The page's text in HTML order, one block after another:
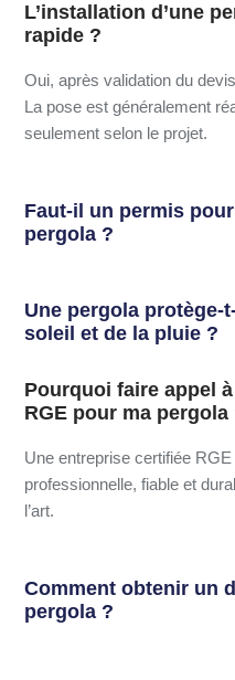
L’installation d’une
rapide ?
Oui, après validation du
La pose est généralement
seulement selon le projet.
Faut-il un permis
pergola ?
Une pergola protège-
soleil et de la pluie ?
Pourquoi faire appel
RGE pour ma pergola
Une entreprise certifiée
professionnelle, fiable et
l’art.
Comment obtenir un
pergola ?